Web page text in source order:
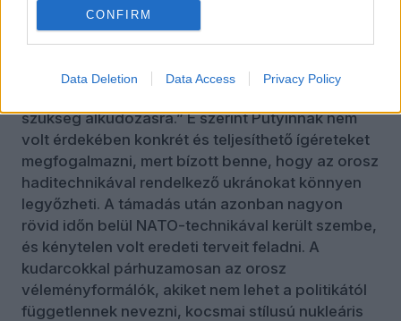
CONFIRM
Data Deletion Data Access Privacy Policy
meg lehet oldani, Putyin azonban más
véleményen volt. Kész tények elé akarta állítani a
bízott, amit Schelling így fogalmaz meg:
szükség alkudozásra.” E szerint Putyinnak nem
volt érdekében konkrét és teljesíthető ígéreteket
megfogalmazni, mert bízott benne, hogy az orosz
haditechnikával rendelkező ukránokat könnyen
legyőzheti. A támadás után azonban nagyon
rövid időn belül NATO-technikával került szembe,
és kénytelen volt eredeti terveit feladni. A
kudarcokkal párhuzamosan az orosz
véleményformálók, akiket nem lehet a politikától
függetlennek nevezni, kocsmai stílusú nukleáris